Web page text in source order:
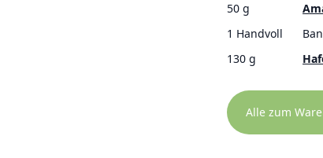
50 g
1 Handvoll
130 g
Alle zum